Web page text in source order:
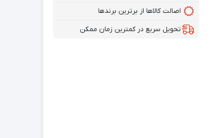
اصالت کالاها از برترین برندها
تحویل سریع در کمترین زمان ممکن